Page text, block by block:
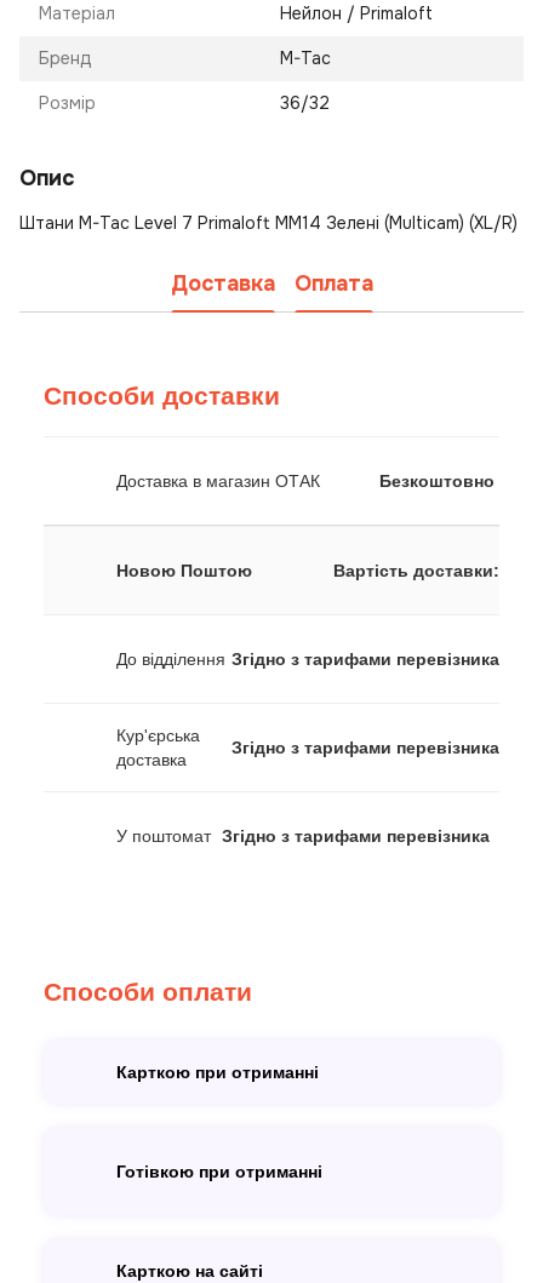
Матеріал Нейлон / Primaloft
Бренд M-Tac
Розмір 36/32
Опис
Штани M-Tac Level 7 Primaloft MM14 Зелені (Multicam) (XL/R)
Доставка Оплата
Способи доставки
Доставка в магазин ОТАК Безкоштовно
Новою Поштою Вартість доставки:
До відділення Згідно з тарифами перевізника
Кур'єрська
доставка
Згідно з тарифами перевізника
У поштомат Згідно з тарифами перевізника
Способи оплати
Карткою при отриманні
Готівкою при отриманні
Карткою на сайті